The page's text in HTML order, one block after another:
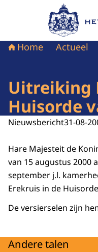
Naar de
Home Actueel
Uitreiking
Huisorde
Nieuwsbericht31-08-
Hare Majesteit de
van 15 augustus 2000
september j.l.
Erekruis in de
De versierselen zijn
Andere talen